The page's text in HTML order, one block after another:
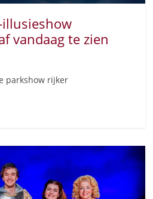
vandaag te zien
parkshow rijker